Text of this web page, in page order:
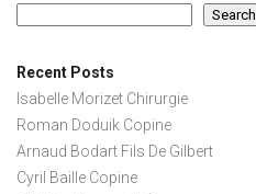
Search
Recent Posts
Isabelle Morizet Chirurgie
Roman Doduik Copine
Arnaud Bodart Fils De Gilbert
Cyril Baille Copine